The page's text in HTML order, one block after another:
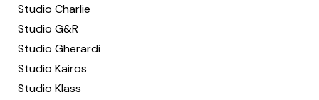
Studio Charlie
Studio G&R
Studio Gherardi
Studio Kairos
Studio Klass